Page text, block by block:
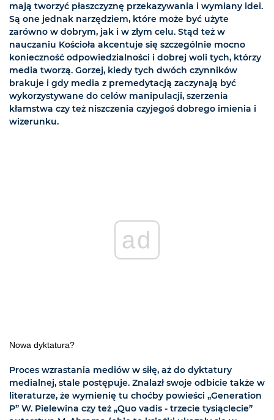
mają tworzyć płaszczyznę przekazywania i wymiany idei.
Są one jednak narzędziem, które może być użyte
zarówno w dobrym, jak i w złym celu. Stąd też w
nauczaniu Kościoła akcentuje się szczególnie mocno
konieczność odpowiedzialności i dobrej woli tych, którzy
media tworzą. Gorzej, kiedy tych dwóch czynników
brakuje i gdy media z premedytacją zaczynają być
wykorzystywane do celów manipulacji, szerzenia
kłamstwa czy też niszczenia czyjegoś dobrego imienia i
wizerunku.
ad
Nowa dyktatura?
Proces wzrastania mediów w siłę, aż do dyktatury
medialnej, stale postępuje. Znalazł swoje odbicie także w
literaturze, że wymienię tu choćby powieści „Generation
P” W. Pielewina czy też „Quo vadis - trzecie tysiąclecie”